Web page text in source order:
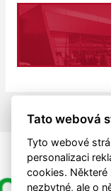
Tato webová
Tyto webové
personalizaci
cookies.
nezbytné, ale o